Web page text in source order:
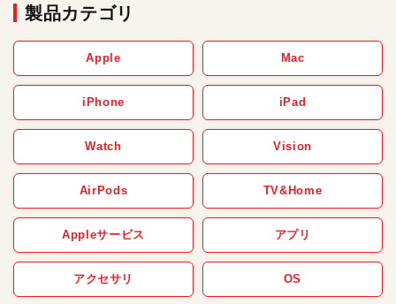
製品カテゴリ
Apple Mac
iPhone iPad
Watch Vision
AirPods TV&Home
Appleサービス アプリ
アクセサリ OS